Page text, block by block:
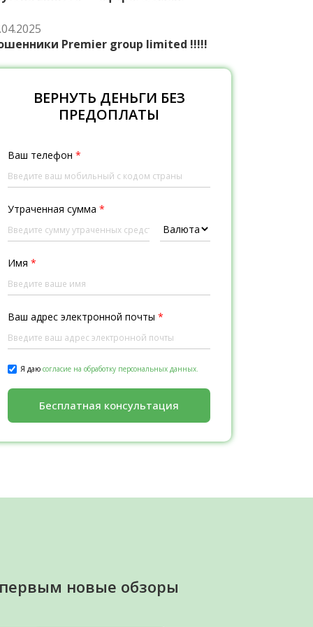
Premier group limited !!!!!
ВЕРНУТЬ ДЕНЬГИ БЕЗ
ПРЕДОПЛАТЫ
Ваш телефон *
Утраченная сумма *
Имя *
Ваш адрес электронной почты *
Я даю согласие на обработку персональных данных.
Бесплатная консультация
новые обзоры